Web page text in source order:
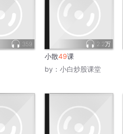
359 2.2万
小散49课
by： 小白炒股课堂